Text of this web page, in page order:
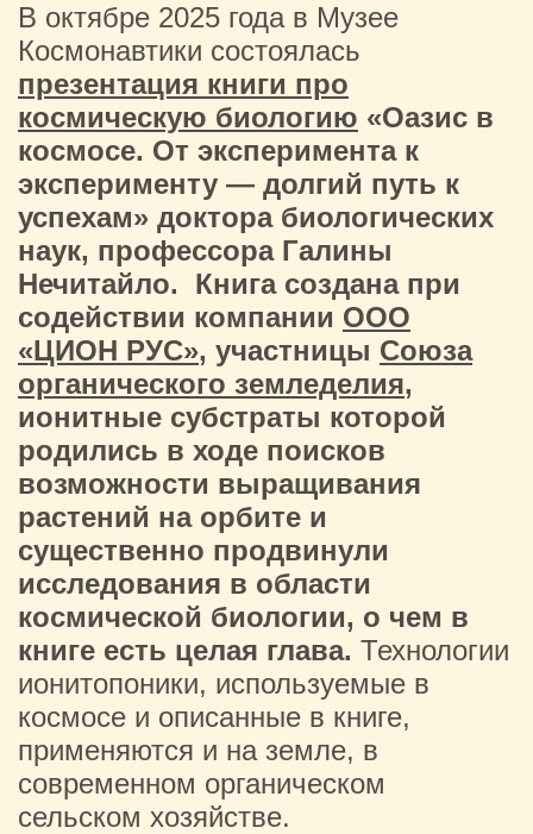
В октябре 2025 года в Музее
Космонавтики состоялась
презентация книги про
космическую биологию «Оазис в
космосе. От эксперимента к
эксперименту — долгий путь к
успехам» доктора биологических
наук, профессора Галины
Нечитайло.
Книга создана при
содействии компании ООО
«ЦИОН РУС», участницы Союза
органического земледелия,
ионитные субстраты которой
родились в ходе поисков
возможности выращивания
растений на орбите и
существенно продвинули
исследования в области
космической биологии, о чем в
книге есть целая глава. Технологии
ионитопоники, используемые в
космосе и описанные в книге,
применяются и на земле, в
современном органическом
сельском хозяйстве.